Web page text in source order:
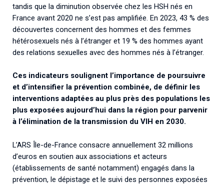
tandis que la diminution observée chez les HSH nés en
France avant 2020 ne s’est pas amplifiée. En 2023, 43 % des
découvertes concernent des hommes et des femmes
hétérosexuels nés à l’étranger et 19 % des hommes ayant
des relations sexuelles avec des hommes nés à l’étranger.
Ces indicateurs soulignent l’importance de poursuivre
et d’intensifier la prévention combinée, de définir les
interventions adaptées au plus près des populations les
plus exposées aujourd’hui dans la région pour parvenir
à l’élimination de la transmission du VIH en 2030.
L’ARS Île-de-France consacre annuellement 32 millions
d’euros en soutien aux associations et acteurs
(établissements de santé notamment) engagés dans la
prévention, le dépistage et le suivi des personnes exposées